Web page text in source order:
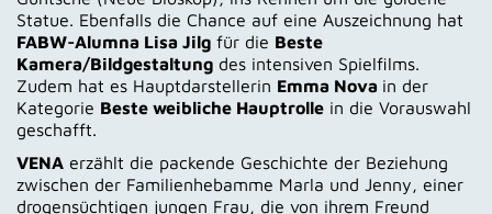
Statue. Ebenfalls die Chance auf eine Auszeichnung hat
FABW-Alumna Lisa Jilg für die Beste
Kamera/Bildgestaltung des intensiven Spielfilms.
Zudem hat es Hauptdarstellerin Emma Nova in der
Kategorie Beste weibliche Hauptrolle in die Vorauswahl
geschafft.
VENA erzählt die packende Geschichte der Beziehung
zwischen der Familienhebamme Marla und Jenny, einer
drogensüchtigen jungen Frau, die von ihrem Freund